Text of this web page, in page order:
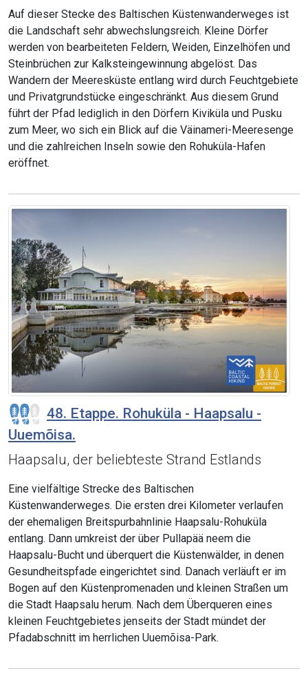
Auf dieser Stecke des Baltischen Küstenwanderweges ist
die Landschaft sehr abwechslungsreich. Kleine Dörfer
werden von bearbeiteten Feldern, Weiden, Einzelhöfen und
Steinbrüchen zur Kalksteingewinnung abgelöst. Das
Wandern der Meeresküste entlang wird durch Feuchtgebiete
und Privatgrundstücke eingeschränkt. Aus diesem Grund
führt der Pfad lediglich in den Dörfern Kiviküla und Pusku
zum Meer, wo sich ein Blick auf die Väinameri-Meeresenge
und die zahlreichen Inseln sowie den Rohuküla-Hafen
eröffnet.
48. Etappe. Rohuküla - Haapsalu -
Uuemõisa.
Haapsalu, der beliebteste Strand Estlands
Eine vielfältige Strecke des Baltischen
Küstenwanderweges. Die ersten drei Kilometer verlaufen
der ehemaligen Breitspurbahnlinie Haapsalu-Rohuküla
entlang. Dann umkreist der über Pullapää neem die
Haapsalu-Bucht und überquert die Küstenwälder, in denen
Gesundheitspfade eingerichtet sind. Danach verläuft er im
Bogen auf den Küstenpromenaden und kleinen Straßen um
die Stadt Haapsalu herum. Nach dem Überqueren eines
kleinen Feuchtgebietes jenseits der Stadt mündet der
Pfadabschnitt im herrlichen Uuemõisa-Park.